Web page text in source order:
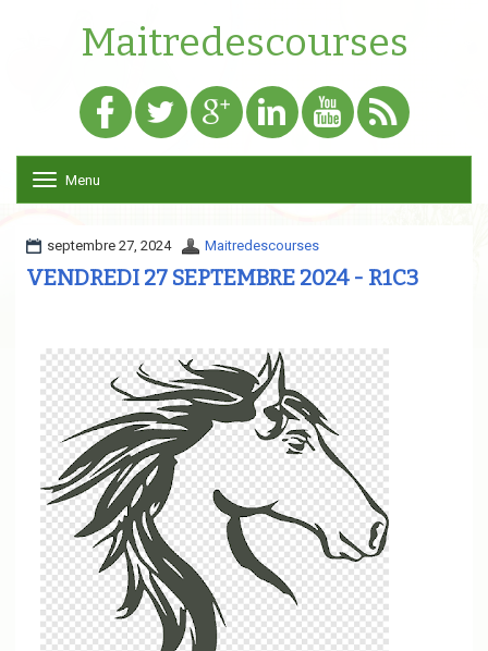
Maitredescourses
o
g
e
i
g
a
i
o
n
Menu
septembre 27, 2024 Maitredescourses
VENDREDI 27 SEPTEMBRE 2024 - R1C3